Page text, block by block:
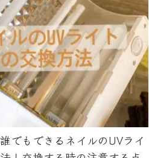
でもできるネイルのUVライ